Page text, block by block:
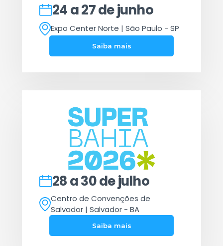
24 a 27 de junho
Expo Center Norte | São Paulo - SP
Saiba mais
28 a 30 de julho
Centro de Convenções de
Salvador | Salvador - BA
Saiba mais